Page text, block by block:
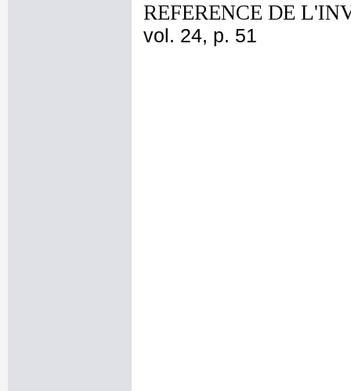
REFERENCE DE
vol. 24, p. 51